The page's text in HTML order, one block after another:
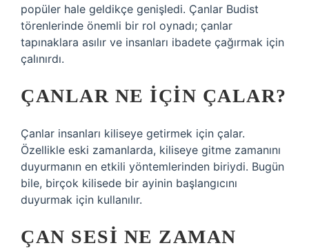
popüler hale geldikçe genişledi. Çanlar Budist
törenlerinde önemli bir rol oynadı; çanlar
tapınaklara asılır ve insanları ibadete çağırmak için
çalınırdı.
ÇANLAR NE IÇIN ÇALAR?
Çanlar insanları kiliseye getirmek için çalar.
Özellikle eski zamanlarda, kiliseye gitme zamanını
duyurmanın en etkili yöntemlerinden biriydi. Bugün
bile, birçok kilisede bir ayinin başlangıcını
duyurmak için kullanılır.
ÇAN SESI NE ZAMAN